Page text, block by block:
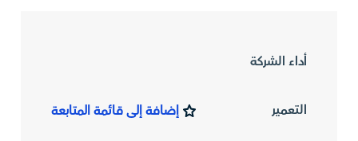
أداء الشركة
التعمير إضافة إلى قائمة المتابعة